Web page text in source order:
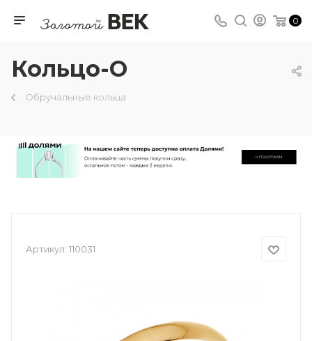
0
Кольцо-О
Обручальные кольца
Артикул: 110031